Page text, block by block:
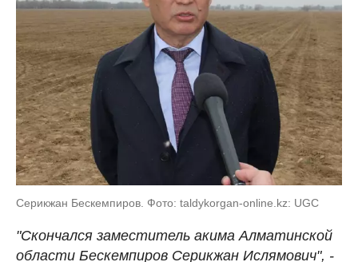
Серикжан Бескемпиров. Фото: taldykorgan-online.kz: UGC
"Скончался заместитель акима Алматинской
области Бескемпиров Серикжан Ислямович", -